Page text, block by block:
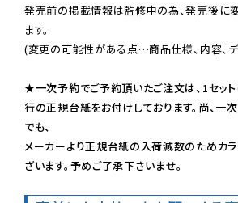
発売前の掲載情報は監修中の為、発売後に
ます。
(変更の可能性がある点…商品仕様、内容、
★一次予約でご予約頂いたご注文は、1セッ
行の正規台紙をお付けしております。尚、一
でも、
メーカーより正規台紙の入荷減数のためカ
ざいます。予めご了承下さいませ。